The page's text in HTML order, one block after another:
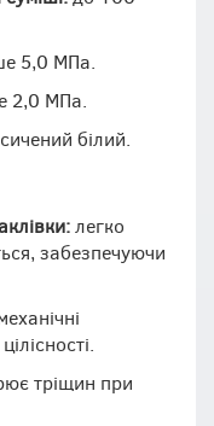
5,0 МПа.
2,0 МПа.
білий.
легко
забезпечуючи
тріщин при